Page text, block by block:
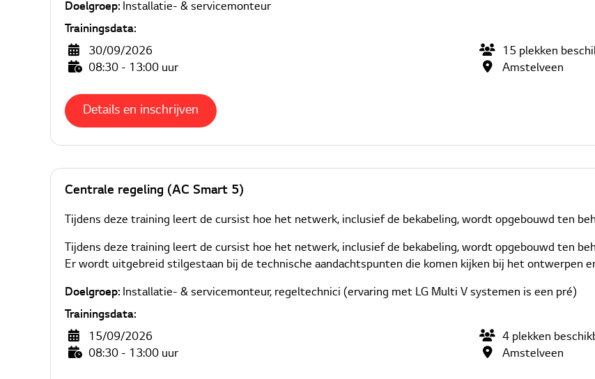
Doelgroep: Installatie- & servicemonteur
Trainingsdata:
30/09/2026
08:30 - 13:00 uur
15 plekken
Amstelveen
Details en inschrijven
Centrale regeling (AC Smart 5)
Tijdens deze training leert de cursist hoe het netwerk, inclusief de bekabeling, wordt opgebouwd ten
Tijdens deze training leert de cursist hoe het netwerk, inclusief de bekabeling, wordt opgebouwd ten
Er wordt uitgebreid stilgestaan bij de technische aandachtspunten die komen kijken bij het ontwerpen
Doelgroep: Installatie- & servicemonteur, regeltechnici (ervaring met LG Multi V systemen is een pré)
Trainingsdata:
15/09/2026
08:30 - 13:00 uur
4 plekken
Amstelveen